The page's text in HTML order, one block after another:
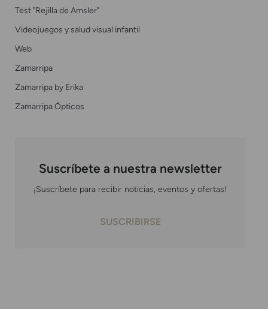
Test "Rejilla de Amsler"
Videojuegos y salud visual infantil
Web
Zamarripa
Zamarripa by Erika
Zamarripa Ópticos
Suscríbete a nuestra newsletter
¡Suscríbete para recibir noticias, eventos y ofertas!
SUSCRIBIRSE